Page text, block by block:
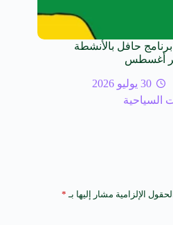
حافل بالأنشطة
شهر أغسطس
30 يوليو 2026
السياحية
الحقول الإلزامية مشار إليها بـ *